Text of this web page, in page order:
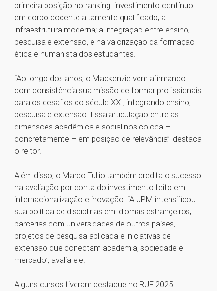
primeira posição no ranking: investimento contínuo
em corpo docente altamente qualificado; a
infraestrutura moderna; a integração entre ensino,
pesquisa e extensão, e na valorização da formação
ética e humanista dos estudantes.
“Ao longo dos anos, o Mackenzie vem afirmando
com consistência sua missão de formar profissionais
para os desafios do século XXI, integrando ensino,
pesquisa e extensão. Essa articulação entre as
dimensões acadêmica e social nos coloca –
concretamente – em posição de relevância”, destaca
o reitor.
Além disso, o Marco Tullio também credita o sucesso
na avaliação por conta do investimento feito em
internacionalização e inovação. “A UPM intensificou
sua política de disciplinas em idiomas estrangeiros,
parcerias com universidades de outros países,
projetos de pesquisa aplicada e iniciativas de
extensão que conectam academia, sociedade e
mercado”, avalia ele.
Alguns cursos tiveram destaque no RUF 2025: